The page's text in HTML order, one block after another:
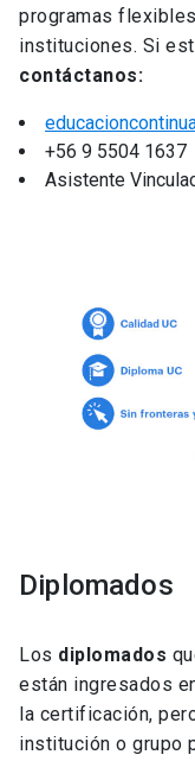
programas
instituciones. Si
contáctanos:
+56 9 5504 1637
Asistente
Diplomados
Los diplomados
están ingresados
la certificación,
institución o grupo